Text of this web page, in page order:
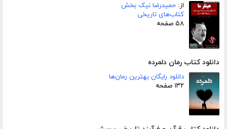
از: حمیدرضا نیک بخش
کتاب‌های تاریخی
۵۸ صفحه
دانلود کتاب رمان دلمرده
دانلود رایگان بهترین رمان‌ها
۱۳۲ صفحه